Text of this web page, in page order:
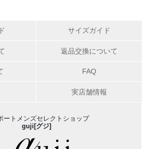
サイズガイド
返品交換について
FAQ
実店舗情報
ートメンズセレクトショップ
guji[グジ]